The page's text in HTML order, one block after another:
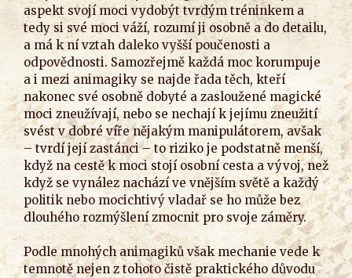
aspekt svojí moci vydobýt tvrdým tréninkem a
tedy si své moci váží, rozumí ji osobně a do detailu,
a má k ní vztah daleko vyšší poučenosti a
odpovědnosti. Samozřejmě každá moc korumpuje
a i mezi animagiky se najde řada těch, kteří
nakonec své osobně dobyté a zasloužené magické
moci zneužívají, nebo se nechají k jejímu zneužití
svést v dobré víře nějakým manipulátorem, avšak
– tvrdí její zastánci – to riziko je podstatně menší,
když na cestě k moci stojí osobní cesta a vývoj, než
když se vynález nachází ve vnějším světě a každý
politik nebo mocichtivý vladař se ho může bez
dlouhého rozmýšlení zmocnit pro svoje záměry.
Podle mnohých animagiků však mechanie vede k
temnotě nejen z tohoto čistě praktického důvodu